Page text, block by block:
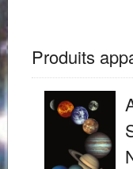
Produits